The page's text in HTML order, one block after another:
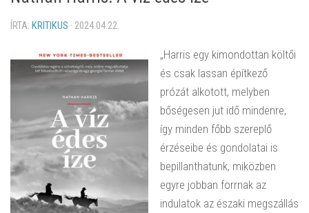
ÍRTA: KRITIKUS · 2024.04.22.
„Harris egy kimondottan költői
és csak lassan építkező
prózát alkotott, melyben
bőségesen jut idő mindenre,
így minden főbb szereplő
érzéseibe és gondolatai is
bepillanthatunk, miközben
egyre jobban forrnak az
indulatok az északi megszállás